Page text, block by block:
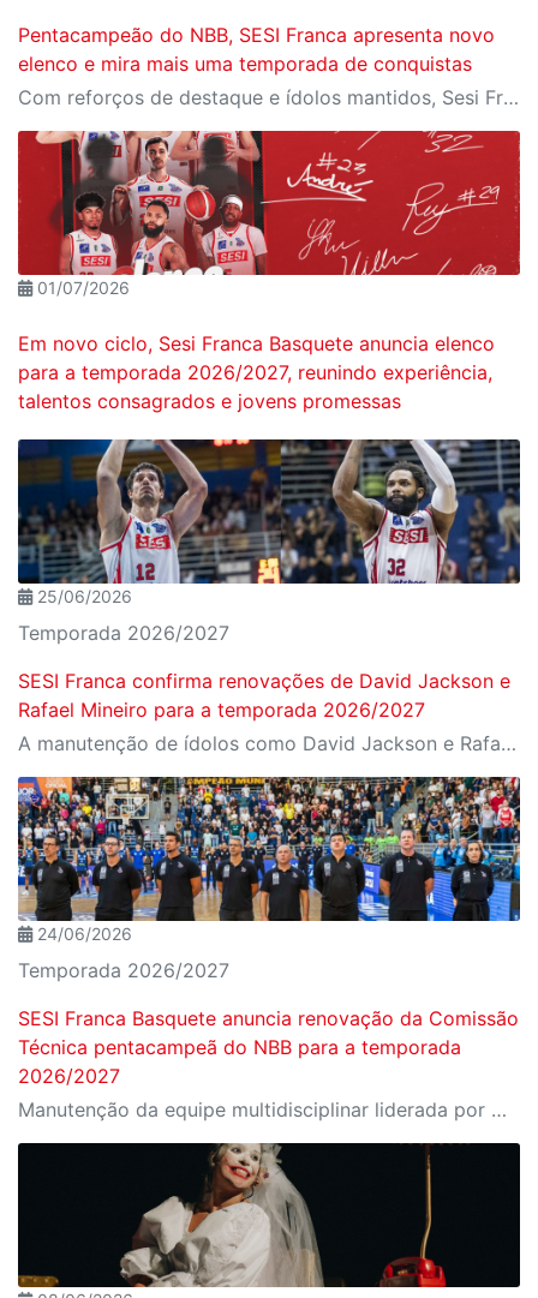
Pentacampeão do NBB, SESI Franca apresenta novo
elenco e mira mais uma temporada de conquistas
Com reforços de destaque e ídolos mantidos, Sesi Franca anuncia aposta na união entre experiência e juventude para a temporada 2026/2027
01/07/2026
Em novo ciclo, Sesi Franca Basquete anuncia elenco
para a temporada 2026/2027, reunindo experiência,
talentos consagrados e jovens promessas
25/06/2026
Temporada 2026/2027
SESI Franca confirma renovações de David Jackson e
Rafael Mineiro para a temporada 2026/2027
A manutenção de ídolos como David Jackson e Rafael Mineiro sinaliza que o SESI Franca seguirá forte na busca por novos títulos e na defesa de sua hegemonia no basquete nacional
24/06/2026
Temporada 2026/2027
SESI Franca Basquete anuncia renovação da Comissão
Técnica pentacampeã do NBB para a temporada
2026/2027
Manutenção da equipe multidisciplinar liderada por Helinho Garcia é o primeiro passo oficial na montagem do grupo para o novo ciclo competitivo do clube